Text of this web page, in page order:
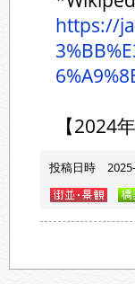
https://
【2024
投稿日時 2025-